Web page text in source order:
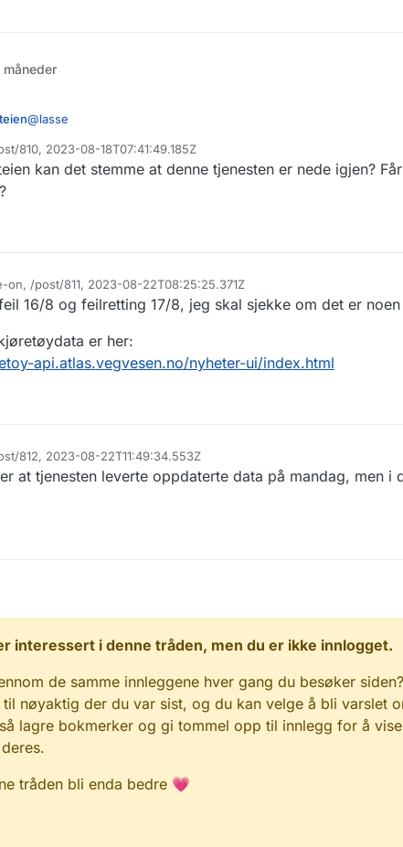
@lasse
Nå har vi fått svar fra Vegvesenet.
810, 2023-08-18T07:41:49.185Z
kan det stemme at denne tjenesten er nede igjen?
on, /post/811, 2023-08-22T08:25:25.371Z
16/8 og feilretting 17/8, jeg skal sjekke om det er
er her:
api.atlas.vegvesen.no/nyheter-ui/index.html
812, 2023-08-22T11:49:34.553Z
at tjenesten leverte oppdaterte data på mandag, men i
interessert i denne tråden, men du er ikke innlogget.
de samme innleggene hver gang du besøker
nøyaktig der du var sist, og du kan velge å bli varslet
lagre bokmerker og gi tommel opp til innlegg for å
tråden bli enda bedre 💗